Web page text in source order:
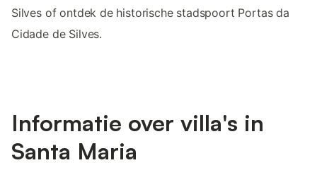
Silves of ontdek de historische stadspoort Portas da
Cidade de Silves.
Informatie over villa's in
Santa Maria